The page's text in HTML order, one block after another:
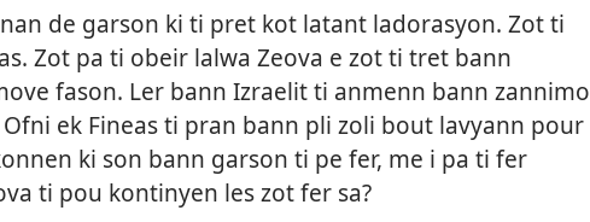
de garson ki ti pret kot latant ladorasyon. Zot ti
Zot pa ti obeir lalwa Zeova e zot ti tret bann
fason. Ler bann Izraelit ti anmenn bann zannimo
ek Fineas ti pran bann pli zoli bout lavyann pour
ki son bann garson ti pe fer, me i pa ti fer
ti pou kontinyen les zot fer sa?